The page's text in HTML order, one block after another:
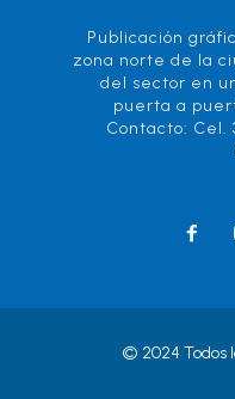
Publicación
zona norte de la
del sector en
puerta a
Contacto: Cel.
© 2024 Todos